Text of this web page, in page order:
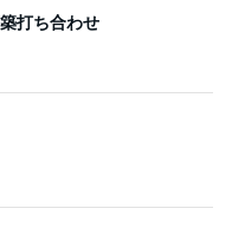
打ち合わせ